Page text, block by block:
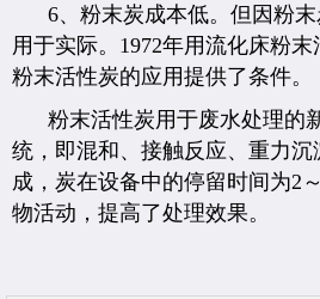
6、粉末炭成本低。但因粉末
用于实际。1972年用流化床粉
粉末活性炭的应用提供了条件。
粉末活性炭用于废水处理的
统，即混和、接触反应、重力
成，炭在设备中的停留时间为2
物活动，提高了处理效果。